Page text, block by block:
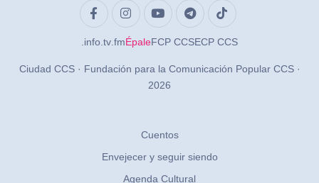
.info .tv .fmÉpaleFCP CCSECP CCS
Ciudad CCS · Fundación para la Comunicación Popular CCS ·
2026
Cuentos
Envejecer y seguir siendo
Agenda Cultural